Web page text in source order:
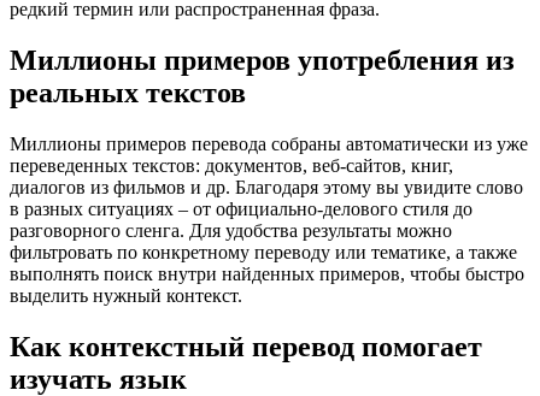
редкий термин или распространенная фраза.
Миллионы примеров употребления из
реальных текстов
Миллионы примеров перевода собраны автоматически из уже
переведенных текстов: документов, веб-сайтов, книг,
диалогов из фильмов и др. Благодаря этому вы увидите слово
в разных ситуациях – от официально-делового стиля до
разговорного сленга. Для удобства результаты можно
фильтровать по конкретному переводу или тематике, а также
выполнять поиск внутри найденных примеров, чтобы быстро
выделить нужный контекст.
Как контекстный перевод помогает
изучать язык